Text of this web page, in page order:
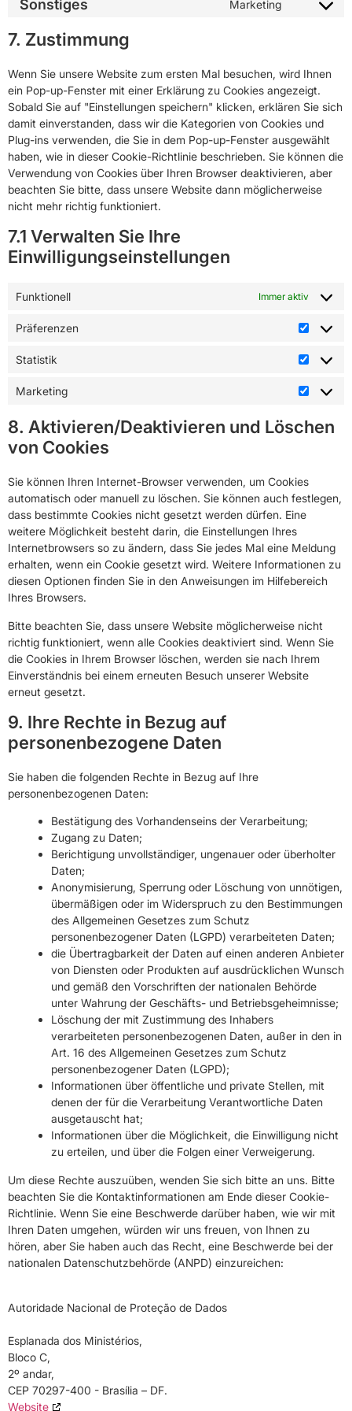
Sonstiges Marketing
7. Zustimmung
Wenn Sie unsere Website zum ersten Mal besuchen, wird Ihnen
ein Pop-up-Fenster mit einer Erklärung zu Cookies angezeigt.
Sobald Sie auf "Einstellungen speichern" klicken, erklären Sie sich
damit einverstanden, dass wir die Kategorien von Cookies und
Plug-ins verwenden, die Sie in dem Pop-up-Fenster ausgewählt
haben, wie in dieser Cookie-Richtlinie beschrieben. Sie können die
Verwendung von Cookies über Ihren Browser deaktivieren, aber
beachten Sie bitte, dass unsere Website dann möglicherweise
nicht mehr richtig funktioniert.
7.1 Verwalten Sie Ihre
Einwilligungseinstellungen
Funktionell Immer aktiv
Präferenzen
Statistik
Marketing
8. Aktivieren/Deaktivieren und Löschen
von Cookies
Sie können Ihren Internet-Browser verwenden, um Cookies
automatisch oder manuell zu löschen. Sie können auch festlegen,
dass bestimmte Cookies nicht gesetzt werden dürfen. Eine
weitere Möglichkeit besteht darin, die Einstellungen Ihres
Internetbrowsers so zu ändern, dass Sie jedes Mal eine Meldung
erhalten, wenn ein Cookie gesetzt wird. Weitere Informationen zu
diesen Optionen finden Sie in den Anweisungen im Hilfebereich
Ihres Browsers.
Bitte beachten Sie, dass unsere Website möglicherweise nicht
richtig funktioniert, wenn alle Cookies deaktiviert sind. Wenn Sie
die Cookies in Ihrem Browser löschen, werden sie nach Ihrem
Einverständnis bei einem erneuten Besuch unserer Website
erneut gesetzt.
9. Ihre Rechte in Bezug auf
personenbezogene Daten
Sie haben die folgenden Rechte in Bezug auf Ihre
personenbezogenen Daten:
Bestätigung des Vorhandenseins der Verarbeitung;
Zugang zu Daten;
Berichtigung unvollständiger, ungenauer oder überholter
Daten;
Anonymisierung, Sperrung oder Löschung von unnötigen,
übermäßigen oder im Widerspruch zu den Bestimmungen
des Allgemeinen Gesetzes zum Schutz
personenbezogener Daten (LGPD) verarbeiteten Daten;
die Übertragbarkeit der Daten auf einen anderen Anbieter
von Diensten oder Produkten auf ausdrücklichen Wunsch
und gemäß den Vorschriften der nationalen Behörde
unter Wahrung der Geschäfts- und Betriebsgeheimnisse;
Löschung der mit Zustimmung des Inhabers
verarbeiteten personenbezogenen Daten, außer in den in
Art. 16 des Allgemeinen Gesetzes zum Schutz
personenbezogener Daten (LGPD);
Informationen über öffentliche und private Stellen, mit
denen der für die Verarbeitung Verantwortliche Daten
ausgetauscht hat;
Informationen über die Möglichkeit, die Einwilligung nicht
zu erteilen, und über die Folgen einer Verweigerung.
Um diese Rechte auszuüben, wenden Sie sich bitte an uns. Bitte
beachten Sie die Kontaktinformationen am Ende dieser Cookie-
Richtlinie. Wenn Sie eine Beschwerde darüber haben, wie wir mit
Ihren Daten umgehen, würden wir uns freuen, von Ihnen zu
hören, aber Sie haben auch das Recht, eine Beschwerde bei der
nationalen Datenschutzbehörde (ANPD) einzureichen:
Autoridade Nacional de Proteção de Dados
Esplanada dos Ministérios,
Bloco C,
2º andar,
CEP 70297-400 - Brasília – DF.
Website